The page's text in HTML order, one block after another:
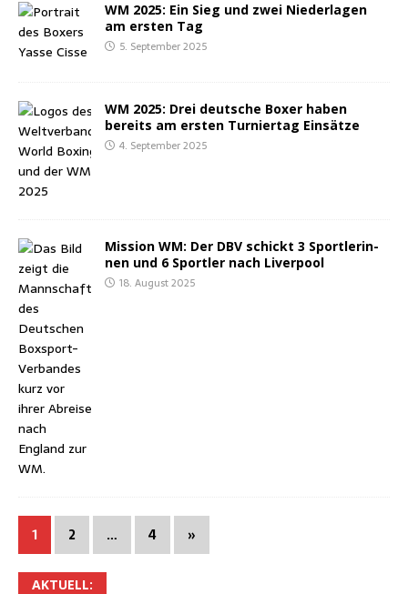
WM 2025: Ein Sieg und zwei Nie­der­la­gen
am ers­ten Tag
5. September 2025
WM 2025: Drei deut­sche Boxer haben
bereits am ers­ten Tur­nier­tag Einsätze
4. September 2025
Mis­si­on WM: Der DBV schickt 3 Sport­le­rin­
nen und 6 Sport­ler nach Liverpool
18. August 2025
1 2 … 4 »
AKTU­ELL: